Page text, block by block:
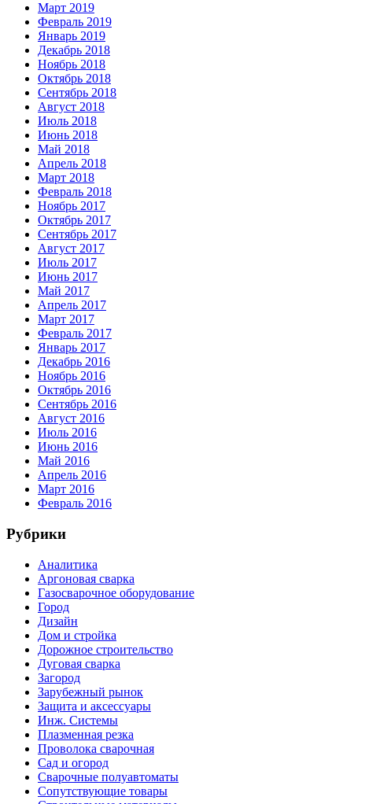
Март 2019
Февраль 2019
Январь 2019
Декабрь 2018
Ноябрь 2018
Октябрь 2018
Сентябрь 2018
Август 2018
Июль 2018
Июнь 2018
Май 2018
Апрель 2018
Март 2018
Февраль 2018
Ноябрь 2017
Октябрь 2017
Сентябрь 2017
Август 2017
Июль 2017
Июнь 2017
Май 2017
Апрель 2017
Март 2017
Февраль 2017
Январь 2017
Декабрь 2016
Ноябрь 2016
Октябрь 2016
Сентябрь 2016
Август 2016
Июль 2016
Июнь 2016
Май 2016
Апрель 2016
Март 2016
Февраль 2016
Рубрики
Аналитика
Аргоновая сварка
Газосварочное оборудование
Город
Дизайн
Дом и стройка
Дорожное строительство
Дуговая сварка
Загород
Зарубежный рынок
Защита и аксессуары
Инж. Системы
Плазменная резка
Проволока сварочная
Сад и огород
Сварочные полуавтоматы
Сопутствующие товары